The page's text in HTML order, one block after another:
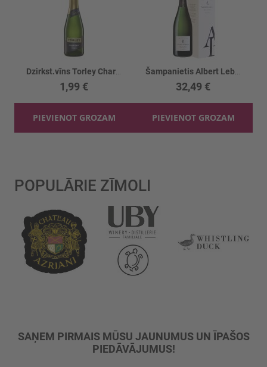
1,99 €
PIEVIENOT GROZAM
32,49 €
PIEVIENOT GROZAM
POPULĀRIE ZĪMOLI
SAŅEM PIRMAIS MŪSU JAUNUMUS UN ĪPAŠOS
PIEDĀVĀJUMUS!